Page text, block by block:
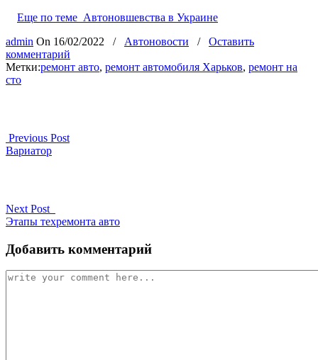
Еще по теме Автоновшевства в Украине
admin On 16/02/2022 / Автоновости / Оставить
комментарий
Метки:ремонт авто, ремонт автомобиля Харьков, ремонт на
сто
Previous Post
Вариатор
Next Post
Этапы техремонта авто
Добавить комментарий